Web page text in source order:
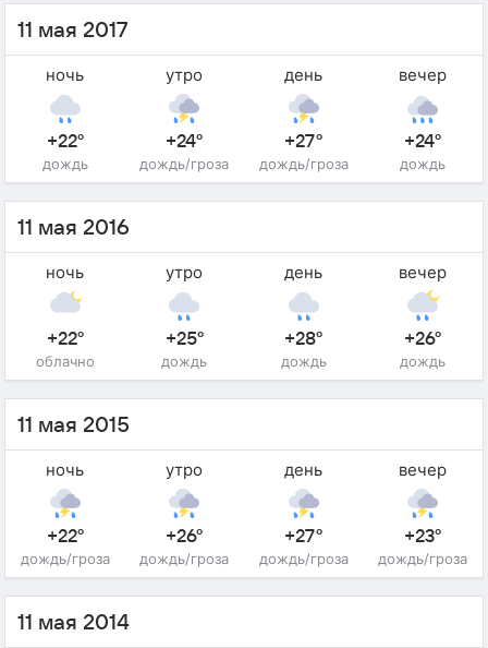
11 мая 2017
ночь
+22°
дождь
утро
+24°
дождь/гроза
день
+27°
дождь/гроза
вечер
+24°
дождь
11 мая 2016
ночь
+22°
облачно
утро
+25°
дождь
день
+28°
дождь
вечер
+26°
дождь
11 мая 2015
ночь
+22°
дождь/гроза
утро
+26°
дождь/гроза
день
+27°
дождь/гроза
вечер
+23°
дождь/гроза
11 мая 2014